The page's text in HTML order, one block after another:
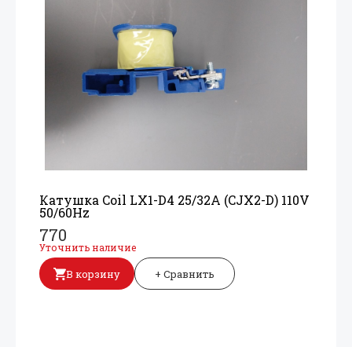
Катушка Coil LX1-D4 25/32A (CJX2-D) 110V
50/60Hz
770
Уточнить наличие
В корзину + Сравнить